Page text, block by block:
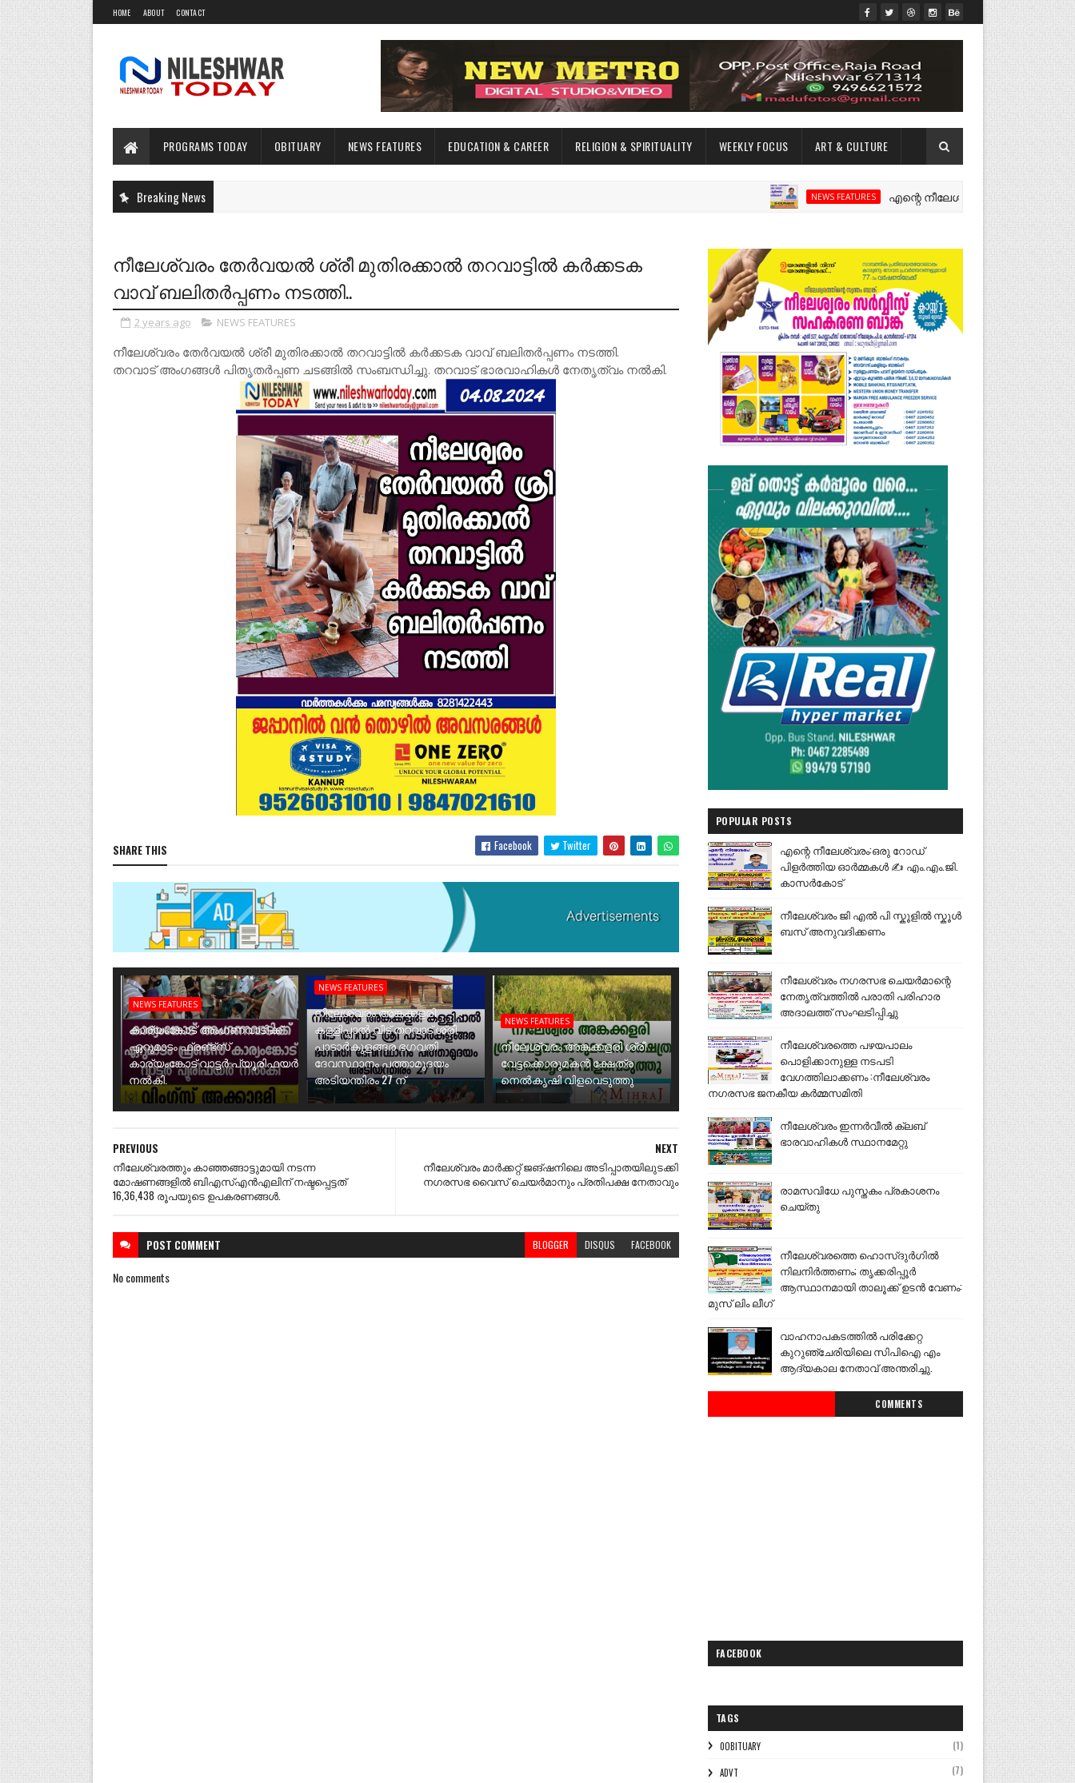
HOME ABOUT CONTACT
PROGRAMS TODAY OBITUARY NEWS FEATURES EDUCATION & CAREER RELIGION & SPIRITUALITY WEEKLY FOCUS ART & CULTURE
Breaking News NEWS FEATURES എന്റെ നീലേശ്വരം:ഒരു റോഡ് പിളർത്തിയ
നീലേശ്വരം തേർവയൽ ശ്രീ മുതിരക്കാൽ തറവാട്ടിൽ കർക്കടക
വാവ് ബലിതർപ്പണം നടത്തി..
2 years ago NEWS FEATURES
നീലേശ്വരം തേർവയൽ ശ്രീ മുതിരക്കാൽ തറവാട്ടിൽ കർക്കടക വാവ് ബലിതർപ്പണം നടത്തി.
തറവാട് അംഗങ്ങൾ പിതൃതർപ്പണ ചടങ്ങിൽ സംബന്ധിച്ചു. തറവാട് ഭാരവാഹികൾ നേതൃത്വം നൽകി.
SHARE THIS Facebook Twitter
NEWS FEATURES
കാര്യംങ്കോട് അംഗണവാടിക്ക്
ഏറുമാടം ഫ്രണ്ട്സ്
കാര്യംങ്കോട് വാട്ടർ പ്യൂരിഫയർ
നൽകി.
NEWS FEATURES
നീലേശ്വരം അങ്കക്കളരി
കള്ളിപ്പാൽ വീട് തറവാട് ശ്രീ
പാടാർകുളങ്ങര ഭഗവതി
ദേവസ്ഥാനം പത്താമുദയം
അടിയന്തിരം 27 ന്
NEWS FEATURES
നീലേശ്വരം അങ്കക്കളരി ശ്രീ
വേട്ടക്കൊരുമകൻ ക്ഷേത്ര
നെൽകൃഷി വിളവെടുത്തു
NEXT
നീലേശ്വരം മാർക്കറ്റ് ജങ്ഷനിലെ അടിപ്പാതയിലുടക്കി
നഗരസഭ വൈസ് ചെയർമാനും പ്രതിപക്ഷ നേതാവും
PREVIOUS
നീലേശ്വരത്തും കാഞ്ഞങ്ങാട്ടുമായി നടന്ന
മോഷണങ്ങളിൽ ബിഎസ്എൻഎലിന് നഷ്ടപ്പെട്ടത്
16,36,438 രൂപയുടെ ഉപകരണങ്ങൾ.
POST COMMENT BLOGGER DISQUS FACEBOOK
No comments
POPULAR POSTS
എന്റെ നീലേശ്വരം:ഒരു റോഡ്
പിളർത്തിയ ഓർമ്മകൾ ✍️ എം.എം.ജി.
കാസർകോട്
നീലേശ്വരം ജി എൽ പി സ്കൂളിൽ സ്കൂൾ
ബസ് അനുവദിക്കണം
നീലേശ്വരം നഗരസഭ ചെയർമാന്റെ
നേതൃത്വത്തിൽ പരാതി പരിഹാര
അദാലത്ത് സംഘടിപ്പിച്ചു
നീലേശ്വരത്തെ പഴയപാലം
പൊളിക്കാനുള്ള നടപടി
വേഗത്തിലാക്കണം :നീലേശ്വരം
നഗരസഭ ജനകീയ കർമ്മസമിതി
നീലേശ്വരം ഇന്നർവീൽ ക്ലബ്
ഭാരവാഹികൾ സ്ഥാനമേറ്റു
രാമസവിധേ പുസ്തകം പ്രകാശനം
ചെയ്തു
നീലേശ്വരത്തെ ഹൊസ്ദുർഗിൽ
നിലനിർത്തണം; തൃക്കരിപ്പൂർ
ആസ്ഥാനമായി താലൂക്ക് ഉടൻ വേണം:
മുസ് ലിം ലീഗ്
വാഹനാപകടത്തിൽ പരിക്കേറ്റ
കുറുഞ്ചേരിയിലെ സിപിഐ എം
ആദ്യകാല നേതാവ് അന്തരിച്ചു.
COMMENTS
FACEBOOK
TAGS
0OBITUARY (1)
ADVT (7)